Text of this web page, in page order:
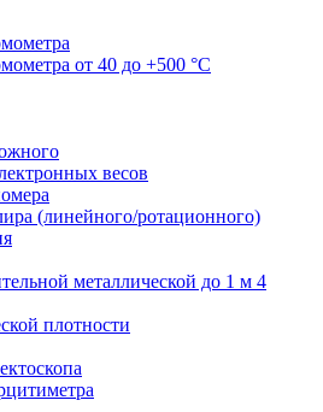
от 40 до +500 °С
весов
(линейного/ротационного)
металлической до 1 м 4
плотности